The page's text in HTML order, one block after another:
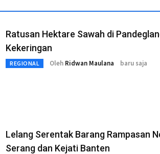
Ratusan Hektare Sawah di
Kekeringan
REGIONAL Oleh Ridwan Maulana baru saja
Lelang Serentak Barang Rampasan
Serang dan Kejati Banten